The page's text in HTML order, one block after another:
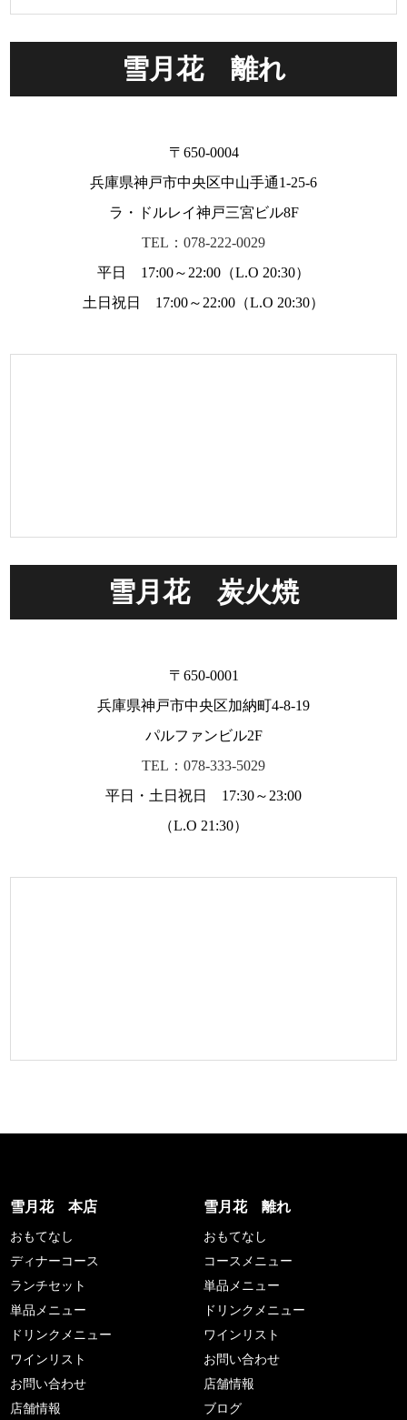
雪月花 離れ
〒650-0004
兵庫県神戸市中央区中山手通1-25-6
ラ・ドルレイ神戸三宮ビル8F
TEL：078-222-0029
平日 17:00～22:00（L.O 20:30）
土日祝日 17:00～22:00（L.O 20:30）
雪月花 炭火焼
〒650-0001
兵庫県神戸市中央区加納町4-8-19
パルファンビル2F
TEL：078-333-5029
平日・土日祝日 17:30～23:00
（L.O 21:30）
雪月花 本店
おもてなし
ディナーコース
ランチセット
単品メニュー
ドリンクメニュー
ワインリスト
お問い合わせ
店舗情報
雪月花 離れ
おもてなし
コースメニュー
単品メニュー
ドリンクメニュー
ワインリスト
お問い合わせ
店舗情報
ブログ